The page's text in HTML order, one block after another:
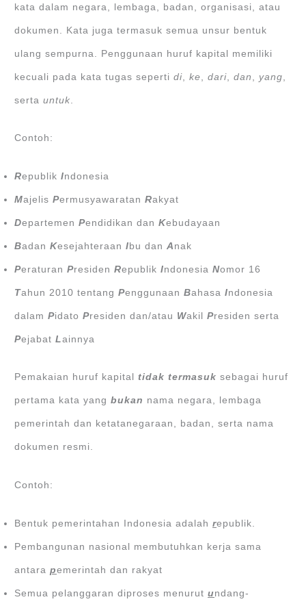
kata dalam negara, lembaga, badan, organisasi, atau
dokumen. Kata juga termasuk semua unsur bentuk
ulang sempurna. Penggunaan huruf kapital memiliki
kecuali pada kata tugas sepertidi ,ke ,dari ,dan yang
sertauntuk
Contoh:
RepublikIndonesia
MajelisPermusyawaratanRakyat
DepartemenPendidikan danKebudayaan
BadanKesejahteraanI bu danA nak
PeraturanPresidenRepublikIndonesiaNomor 16
Tahun 2010 tentangPenggunaanBahasaIndonesia
dalamPidatoPresiden dan/atau WakilPresiden serta
PejabatLainnya
Pemakaian huruf kapitaltidak termasuksebagai huruf
pertama kata yangbukan nama negara, lembaga
pemerintah dan ketatanegaraan, badan, serta nama
dokumen resmi.
Contoh:
Bentuk pemerintahan Indonesia adalahrepublik.
Pembangunan nasional membutuhkan kerja sama
antarapemerintah dan rakyat
Semua pelanggaran diproses menurutundang-